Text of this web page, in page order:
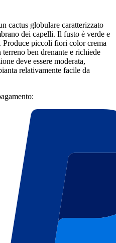
cactus globulare caratterizzato
dei capelli. Il fusto è verde e
Produce piccoli fiori color crema
ben drenante e richiede
deve essere moderata,
relativamente facile da